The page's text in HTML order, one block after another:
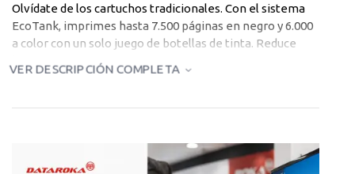
Olvídate de los cartuchos tradicionales. Con el sistema
EcoTank, imprimes hasta 7.500 páginas en negro y 6.000
a color con un solo juego de botellas de tinta. Reduce
hasta 90% tus costos de impresión.
conectividad WiFi, Ethernet y compatibilidad con Epson
Smart Panel. Comparte la impresora fácilmente en red y
VER DESCRIPCIÓN COMPLETA